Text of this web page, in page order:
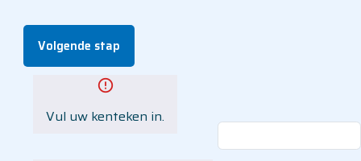
Volgende stap
Vul uw kenteken in.
Anders